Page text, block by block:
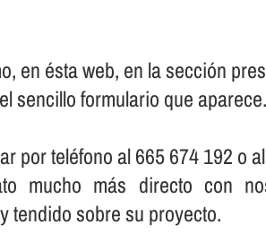
en ésta web, en la sección
sencillo formulario que aparece.
por teléfono al 665 674 192 o
mucho más directo con
tendido sobre su proyecto.